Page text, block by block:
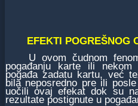
EFEKTI POGREŠNOG
U ovom čudnom
pogađanju karte ili nekom
pogađa zadatu kartu, već
bila neposredno pre ili
uočili ovaj efekat dok su
rezultate postignute u